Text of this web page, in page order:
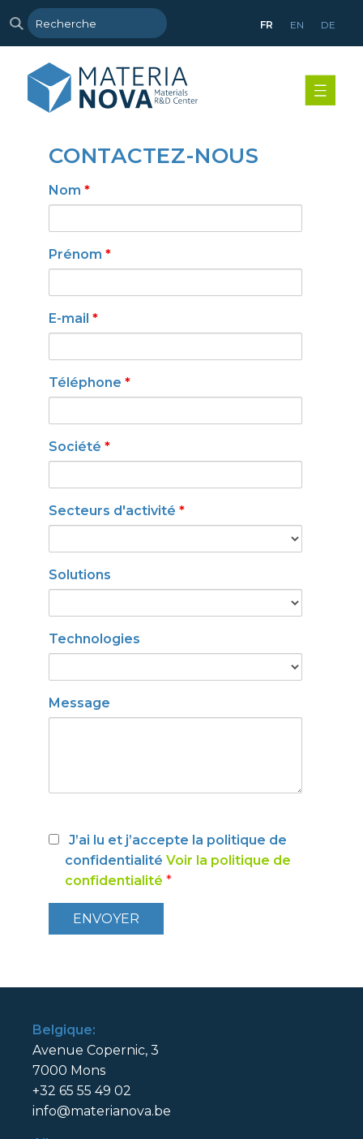
FR EN DE
Belgique:
Avenue Copernic, 3
7000 Mons
+32 65 55 49 02
info@materianova.be
CONTACTEZ-NOUS
Nom *
Prénom *
E-mail *
Téléphone *
Société *
Secteurs d'activité *
Solutions
Technologies
Message
J’ai lu et j’accepte la politique de
confidentialité Voir la politique de
confidentialité *